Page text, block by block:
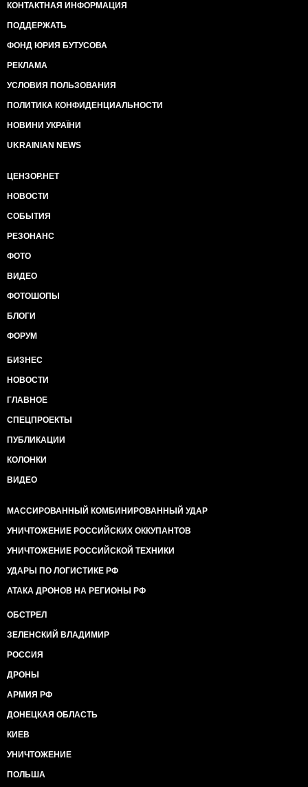
КОНТАКТНАЯ ИНФОРМАЦИЯ
ПОДДЕРЖАТЬ
ФОНД ЮРИЯ БУТУСОВА
РЕКЛАМА
УСЛОВИЯ ПОЛЬЗОВАНИЯ
ПОЛИТИКА КОНФИДЕНЦИАЛЬНОСТИ
НОВИНИ УКРАЇНИ
UKRAINIAN NEWS
ЦЕНЗОР.НЕТ
НОВОСТИ
СОБЫТИЯ
РЕЗОНАНС
ФОТО
ВИДЕО
ФОТОШОПЫ
БЛОГИ
ФОРУМ
БИЗНЕС
НОВОСТИ
ГЛАВНОЕ
СПЕЦПРОЕКТЫ
ПУБЛИКАЦИИ
КОЛОНКИ
ВИДЕО
МАССИРОВАННЫЙ КОМБИНИРОВАННЫЙ УДАР
УНИЧТОЖЕНИЕ РОССИЙСКИХ ОККУПАНТОВ
УНИЧТОЖЕНИЕ РОССИЙСКОЙ ТЕХНИКИ
УДАРЫ ПО ЛОГИСТИКЕ РФ
АТАКА ДРОНОВ НА РЕГИОНЫ РФ
ОБСТРЕЛ
ЗЕЛЕНСКИЙ ВЛАДИМИР
РОССИЯ
ДРОНЫ
АРМИЯ РФ
ДОНЕЦКАЯ ОБЛАСТЬ
КИЕВ
УНИЧТОЖЕНИЕ
ПОЛЬША